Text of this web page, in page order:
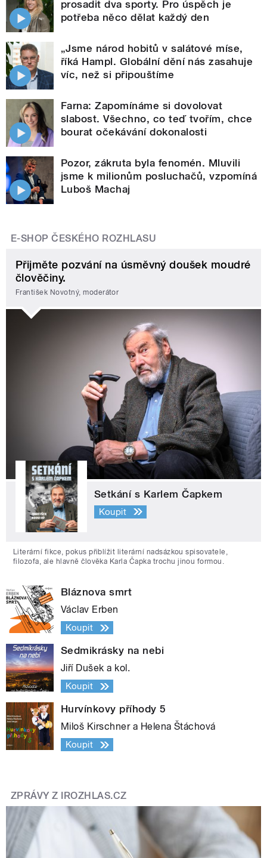
prosadit dva sporty. Pro úspěch je
potřeba něco dělat každý den
„Jsme národ hobitů v salátové míse,
říká Hampl. Globální dění nás zasahuje
víc, než si připouštíme
Farna: Zapomínáme si dovolovat
slabost. Všechno, co teď tvořím, chce
bourat očekávání dokonalosti
Pozor, zákruta byla fenomén. Mluvili
jsme k milionům posluchačů, vzpomíná
Luboš Machaj
E-SHOP ČESKÉHO ROZHLASU
Přijměte pozvání na úsměvný doušek moudré
člověčiny.
František Novotný, moderátor
Setkání s Karlem Čapkem
Koupit
Literární fikce, pokus přiblížit literární nadsázkou spisovatele,
filozofa, ale hlavně člověka Karla Čapka trochu jinou formou.
Bláznova smrt
Václav Erben
Koupit
Sedmikrásky na nebi
Jiří Dušek a kol.
Koupit
Hurvínkovy příhody 5
Miloš Kirschner a Helena Štáchová
Koupit
ZPRÁVY Z IROZHLAS.CZ